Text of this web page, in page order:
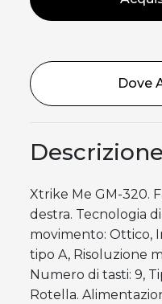
Dove
Descrizione
Xtrike Me GM-320.
destra. Tecnologia
movimento: Ottico,
tipo A, Risoluzione
Numero di tasti: 9,
Rotella.